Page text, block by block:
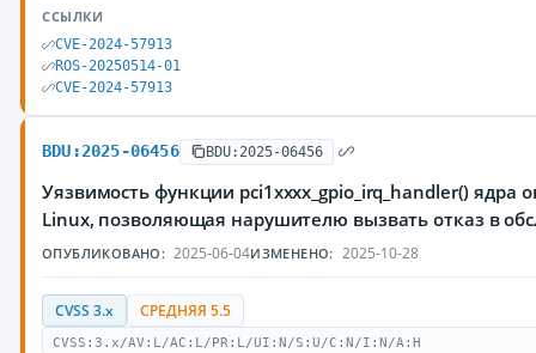
ССЫЛКИ
CVE-2024-57913
ROS-20250514-01
CVE-2024-57913
BDU:2025-06456 BDU:2025-06456
Уязвимость функции pci1xxxx_gpio_irq_handler() ядра
Linux, позволяющая нарушителю вызвать отказ в
ОПУБЛИКОВАНО: 2025-06-04ИЗМЕНЕНО: 2025-10-28
CVSS 3.x СРЕДНЯЯ 5.5
CVSS:3.x/AV:L/AC:L/PR:L/UI:N/S:U/C:N/I:N/A:H